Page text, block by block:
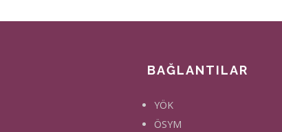
BAĞLANTILAR
YÖK
ÖSYM